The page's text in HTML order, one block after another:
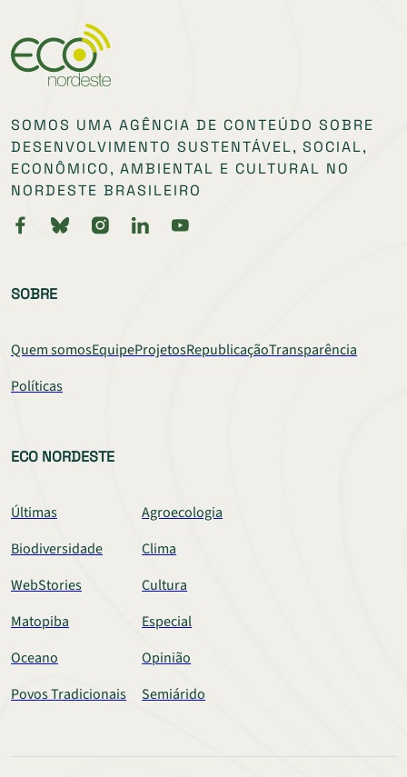
SOMOS UMA AGÊNCIA DE CONTEÚDO SOBRE
DESENVOLVIMENTO SUSTENTÁVEL, SOCIAL,
ECONÔMICO, AMBIENTAL E CULTURAL NO
NORDESTE BRASILEIRO
SOBRE
Quem somosEquipeProjetosRepublicaçãoTransparência
Políticas
ECO NORDESTE
Últimas
Agroecologia
Biodiversidade
Clima
WebStories
Cultura
Matopiba
Especial
Oceano
Opinião
Povos Tradicionais
Semiárido